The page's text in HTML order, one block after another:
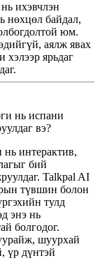
ихэвчлэн
нөхцөл байдал,
юм.
аялж явах
хэлээр ярьдаг
нь испани
вэ?
нь интерактив,
бий
Talkpal AI
түвшин болон
тулд
энэ нь
болгодог.
шуурхай
үр дүнтэй